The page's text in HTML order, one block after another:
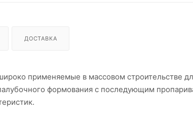
ДОСТАВКА
применяемые в массовом строительстве
формования с последующим